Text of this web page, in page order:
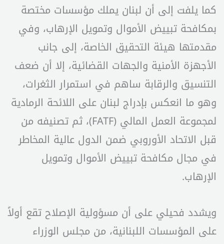
كما يلفت إلى أن لبنان يملك مؤسسات مختصة
بمكافحة تبييض الأموال وتمويل الإرهاب، وفي
مقدمتها هيئة التحقيق الخاصة، إلى جانب
الأجهزة الأمنية والجهات القضائية، إلا أن ضعف
التنسيق والرقابة ساهم في استمرار الثغرات،
وهو ما انعكس بإدراج لبنان على اللائحة الرمادية
لمجموعة العمل المالي (FATF)، ثم تصنيفه من
قبل الاتحاد الأوروبي ضمن الدول عالية المخاطر
في مجال مكافحة تبييض الأموال وتمويل
الإرهاب.
ويشدد فحيلي على أن مسؤولية الإصلاح تقع أولاً
على المؤسسات اللبنانية، من مجلس الوزراء